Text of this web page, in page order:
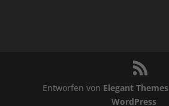
Entworfen von Elegant Themes
WordPress